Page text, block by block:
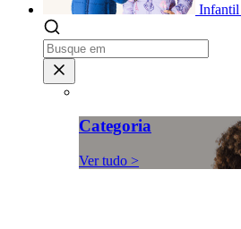
Infantil
Categoria
Ver tudo >